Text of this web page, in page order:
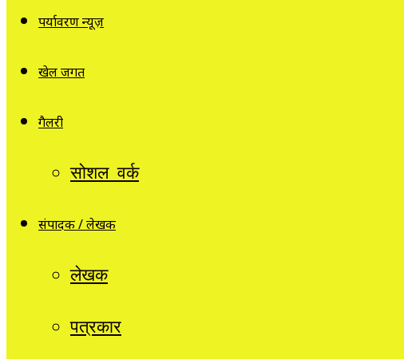
पर्यावरण न्यूज़
खेल जगत
गैलरी
सोशल वर्क
संपादक / लेखक
लेखक
पत्रकार